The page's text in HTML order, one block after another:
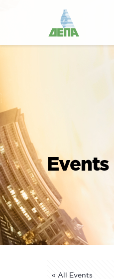
« All Events